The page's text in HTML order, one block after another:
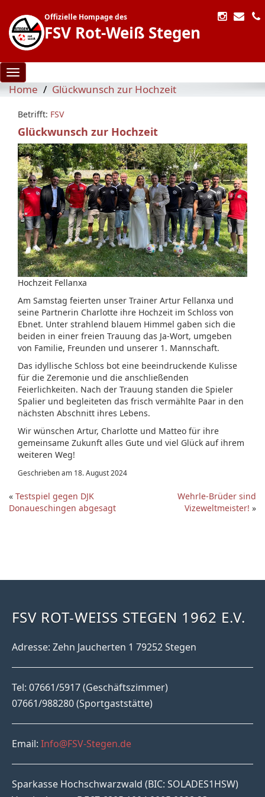
Offizielle Hompage des
FSV Rot-Weiß Stegen
Toggle navigation
Home Glückwunsch zur Hochzeit
Betrifft: FSV
Glückwunsch zur Hochzeit
Hochzeit Fellanxa
Am Samstag feierten unser Trainer Artur Fellanxa und
seine Partnerin Charlotte ihre Hochzeit im Schloss von
Ebnet. Unter strahlend blauem Himmel gaben sich die
beiden in einer freien Trauung das Ja-Wort, umgeben
von Familie, Freunden und unserer 1. Mannschaft.
Das idyllische Schloss bot eine beeindruckende Kulisse
für die Zeremonie und die anschließenden
Feierlichkeiten. Nach der Trauung standen die Spieler
Spalier und begleiteten das frisch vermählte Paar in den
nächsten Abschnitt ihres Lebens.
Wir wünschen Artur, Charlotte und Matteo für ihre
gemeinsame Zukunft alles Gute und viel Glück auf ihrem
weiteren Weg!
Geschrieben am 18. August 2024
« Testspiel gegen DJK
Donaueschingen abgesagt
Wehrle-Brüder sind
Vizeweltmeister! »
FSV ROT-WEISS STEGEN 1962 E.V.
Adresse: Zehn Jaucherten 1 79252 Stegen
Tel: 07661/5917 (Geschäftszimmer)
07661/988280 (Sportgaststätte)
Email: Info@FSV-Stegen.de
Sparkasse Hochschwarzwald (BIC: SOLADES1HSW)